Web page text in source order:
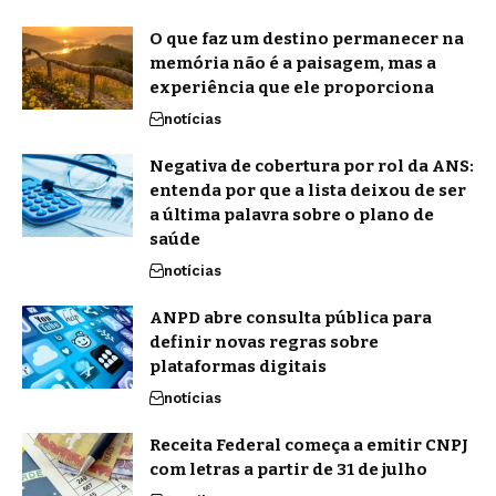
O que faz um destino permanecer na
memória não é a paisagem, mas a
experiência que ele proporciona
notícias
Negativa de cobertura por rol da ANS:
entenda por que a lista deixou de ser
a última palavra sobre o plano de
saúde
notícias
ANPD abre consulta pública para
definir novas regras sobre
plataformas digitais
notícias
Receita Federal começa a emitir CNPJ
com letras a partir de 31 de julho